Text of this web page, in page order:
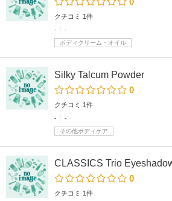
クチコミ 1件
-
-
ボディクリーム・オイル
Silky Talcum Powder
0
クチコミ 1件
-
-
その他ボディケア
CLASSICS Trio
0
クチコミ 1件